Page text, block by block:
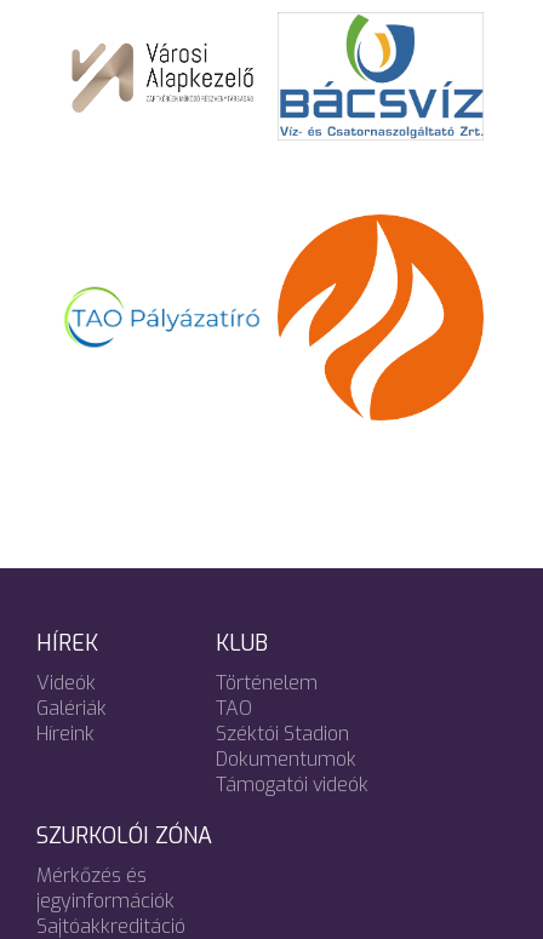
HÍREK
Videók
Galériák
Híreink
KLUB
Történelem
TAO
Széktói Stadion
Dokumentumok
Támogatói videók
SZURKOLÓI ZÓNA
Mérkőzés és
jegyinformációk
Sajtóakkreditáció